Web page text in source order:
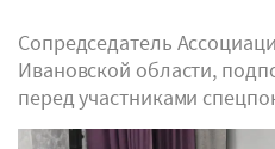
Сопредседатель
Ивановской области,
перед участниками